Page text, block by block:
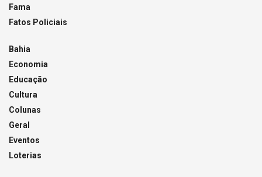
Fama
Fatos Policiais
Bahia
Economia
Educação
Cultura
Colunas
Geral
Eventos
Loterias